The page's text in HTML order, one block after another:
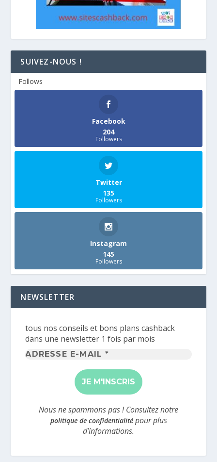
SUIVEZ-NOUS !
Follows
Facebook
204
Followers
Twitter
135
Followers
Instagram
145
Followers
NEWSLETTER
tous nos conseils et bons plans cashback
dans une newsletter 1 fois par mois
Adresse
mail
*
Nous ne spammons pas ! Consultez notre
politique de confidentialitépour plus
d’informations.